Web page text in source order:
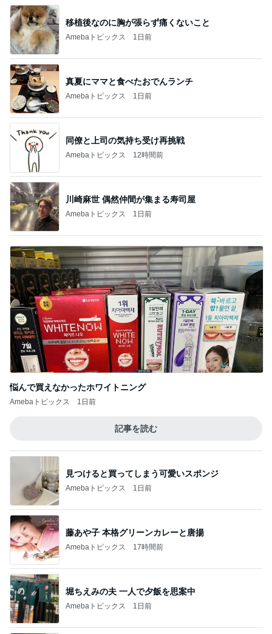
移植後なのに胸が張らず痛くないこと
Amebaトピックス 1日前
真夏にママと食べたおでんランチ
Amebaトピックス 1日前
同僚と上司の気持ち受け再挑戦
Amebaトピックス 12時間前
川崎麻世 偶然仲間が集まる寿司屋
Amebaトピックス 1日前
悩んで買えなかったホワイトニング
Amebaトピックス 1日前
記事を読む
見つけると買ってしまう可愛いスポンジ
Amebaトピックス 1日前
藤あや子 本格グリーンカレーと唐揚
Amebaトピックス 17時間前
堀ちえみの夫 一人で夕飯を思案中
Amebaトピックス 1日前